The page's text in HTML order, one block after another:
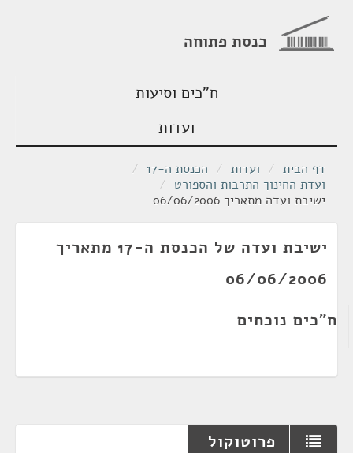
כנסת פתוחה
ח"כים וסיעות
ועדות
דף הבית / ועדות / הכנסת ה-17
/
ועדת החינוך התרבות והספורט /
ישיבת ועדה מתאריך 06/06/2006
ישיבת ועדה של הכנסת ה-17 מתאריך
06/06/2006
ח"כים נוכחים
פרוטוקול